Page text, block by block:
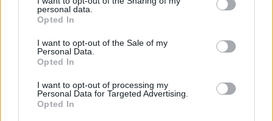
personal data.
Opted In
I want to opt-out of the Sale of my
Personal Data.
Opted In
I want to opt-out of processing my
Personal Data for Targeted Advertising.
Opted In
Šiuo metu skaitomiausi
artimiausiomis dienomis laukia
triumfas visuose reikaluose